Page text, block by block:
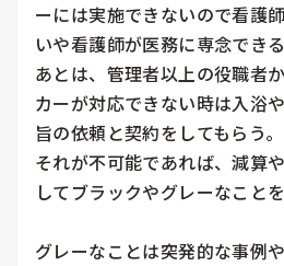
ーには実施できないので看護
いや看護師が医務に専念でき
あとは、管理者以上の役職者
カーが対応できない時は入浴
旨の依頼と契約をしてもらう。
それが不可能であれば、減算
してブラックやグレーなこと
グレーなことは突発的な事例